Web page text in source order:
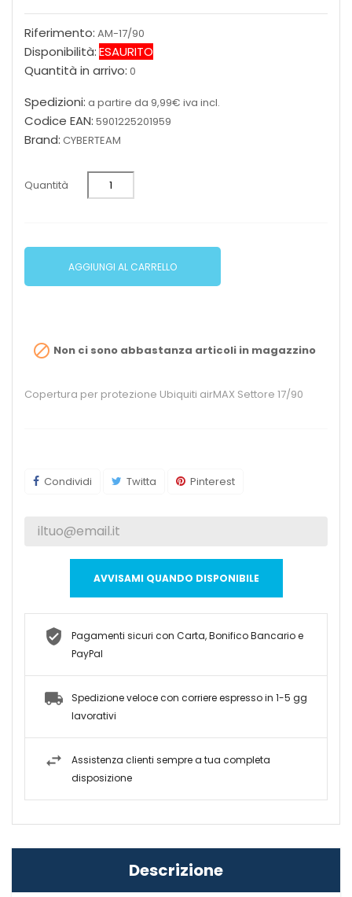
Riferimento: AM-17/90
Disponibilità:ESAURITO
Quantità in arrivo: 0
Spedizioni: a partire da 9,99€ iva incl.
Codice EAN: 5901225201959
Brand: CYBERTEAM
Quantità
AGGIUNGI AL CARRELLO
 Non ci sono abbastanza articoli in magazzino
Copertura per protezione Ubiquiti airMAX Settore 17/90
Condividi Twitta Pinterest
AVVISAMI QUANDO DISPONIBILE
Pagamenti sicuri con Carta, Bonifico Bancario e
PayPal
Spedizione veloce con corriere espresso in 1-5 gg
lavorativi
Assistenza clienti sempre a tua completa
disposizione
Descrizione